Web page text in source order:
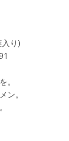
り)
。
ン。